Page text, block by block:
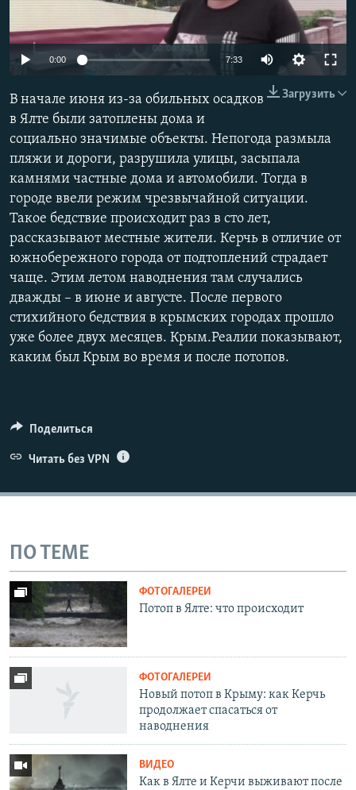
КРЫМ.НЕПОКОРЕННЫЙ
УКРАИНСКАЯ ПРОБЛЕМА КРЫМА
Все сайты RFE/RL
0:00 7:33
Загрузить
В начале июня из-за обильных осадков
в Ялте были затоплены дома и
социально значимые объекты. Непогода размыла
пляжи и дороги, разрушила улицы, засыпала
камнями частные дома и автомобили. Тогда в
городе ввели режим чрезвычайной ситуации.
Такое бедствие происходит раз в сто лет,
рассказывают местные жители. Керчь в отличие от
южнобережного города от подтоплений страдает
чаще. Этим летом наводнения там случались
дважды – в июне и августе. После первого
стихийного бедствия в крымских городах прошло
уже более двух месяцев. Крым.Реалии показывают,
каким был Крым во время и после потопов.
Поделиться
Читать без VPN
ПО ТЕМЕ
ФОТОГАЛЕРЕИ
Потоп в Ялте: что происходит
ФОТОГАЛЕРЕИ
Новый потоп в Крыму: как Керчь
продолжает спасаться от
наводнения
ВИДЕО
Как в Ялте и Керчи выживают после